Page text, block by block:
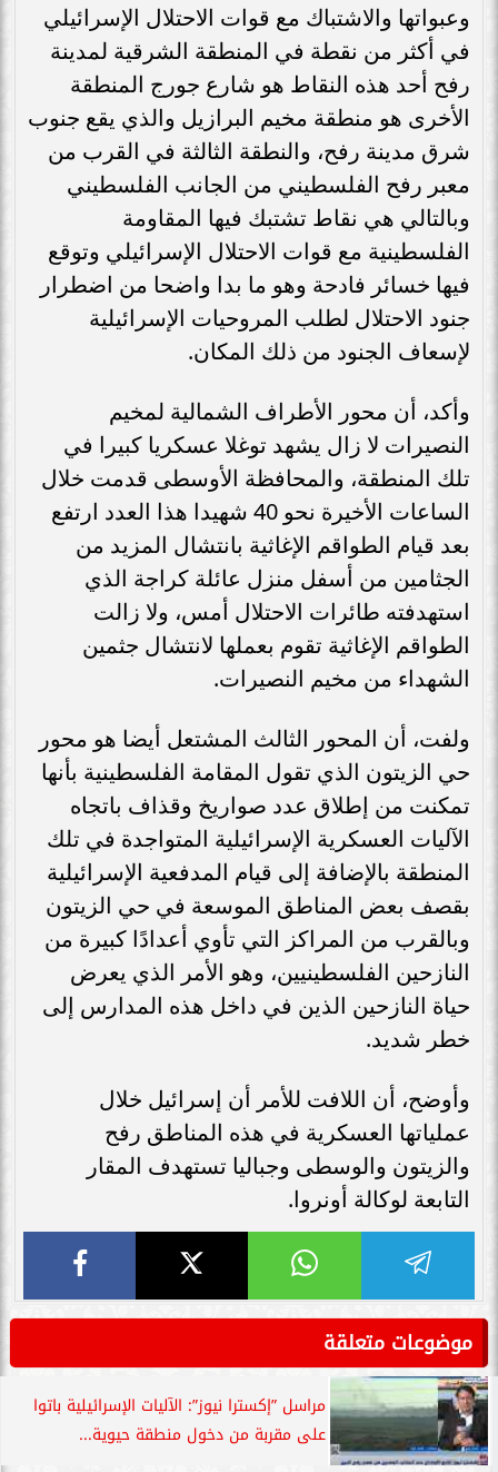
وعبواتها والاشتباك مع قوات الاحتلال الإسرائيلي
في أكثر من نقطة في المنطقة الشرقية لمدينة
رفح أحد هذه النقاط هو شارع جورج المنطقة
الأخرى هو منطقة مخيم البرازيل والذي يقع جنوب
شرق مدينة رفح، والنطقة الثالثة في القرب من
معبر رفح الفلسطيني من الجانب الفلسطيني
وبالتالي هي نقاط تشتبك فيها المقاومة
الفلسطينية مع قوات الاحتلال الإسرائيلي وتوقع
فيها خسائر فادحة وهو ما بدا واضحا من اضطرار
جنود الاحتلال لطلب المروحيات الإسرائيلية
لإسعاف الجنود من ذلك المكان.
وأكد، أن محور الأطراف الشمالية لمخيم
النصيرات لا زال يشهد توغلا عسكريا كبيرا في
تلك المنطقة، والمحافظة الأوسطى قدمت خلال
الساعات الأخيرة نحو 40 شهيدا هذا العدد ارتفع
بعد قيام الطواقم الإغاثية بانتشال المزيد من
الجثامين من أسفل منزل عائلة كراجة الذي
استهدفته طائرات الاحتلال أمس، ولا زالت
الطواقم الإغاثية تقوم بعملها لانتشال جثمين
الشهداء من مخيم النصيرات.
ولفت، أن المحور الثالث المشتعل أيضا هو محور
حي الزيتون الذي تقول المقامة الفلسطينية بأنها
تمكنت من إطلاق عدد صواريخ وقذاف باتجاه
الآليات العسكرية الإسرائيلية المتواجدة في تلك
المنطقة بالإضافة إلى قيام المدفعية الإسرائيلية
بقصف بعض المناطق الموسعة في حي الزيتون
وبالقرب من المراكز التي تأوي أعدادًا كبيرة من
النازحين الفلسطينيين، وهو الأمر الذي يعرض
حياة النازحين الذين في داخل هذه المدارس إلى
خطر شديد.
وأوضح، أن اللافت للأمر أن إسرائيل خلال
عملياتها العسكرية في هذه المناطق رفح
والزيتون والوسطى وجباليا تستهدف المقار
التابعة لوكالة أونروا.
موضوعات متعلقة
مراسل ”إكسترا نيوز”: الآليات الإسرائيلية باتوا
على مقربة من دخول منطقة حيوية...